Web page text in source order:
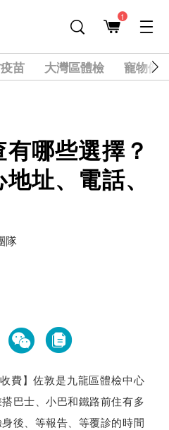
1
苗 大灣區體檢 寵物健
哪些選擇？
址、電話、
隊
費】佐敦是九龍區體檢中心
巴士、小巴和鐵路前住有多
後、等報告、等覆診的時間